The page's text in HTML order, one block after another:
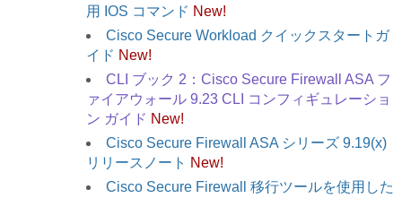
用 IOS コマンド New!
Cisco Secure Workload クイックスタートガ
イド New!
CLI ブック 2：Cisco Secure Firewall ASA フ
ァイアウォール 9.23 CLI コンフィギュレーショ
ン ガイド New!
Cisco Secure Firewall ASA シリーズ 9.19(x)
リリースノート New!
Cisco Secure Firewall 移行ツールを使用した